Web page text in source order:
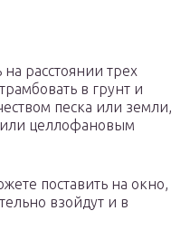
расстоянии трех
в грунт и
песка или земли,
или целлофановым
поставить на окно,
взойдут и в